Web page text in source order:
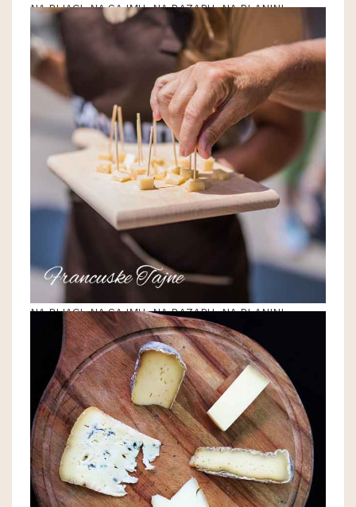
NA PIJACI, NA SAJMU, NA BAZARU, NA PLANINI
NA PIJACI, NA SAJMU, NA BAZARU, NA PLANINI